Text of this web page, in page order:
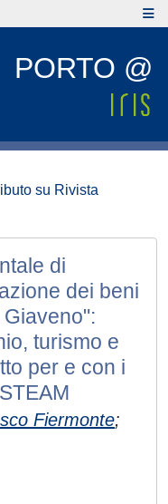
PORTO @
su Rivista
di
dei beni
turismo e
per e con i
Fiermonte;